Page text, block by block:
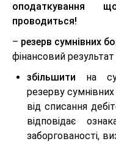
оподаткування
проводиться!
– резерв сумнівних
фінансовий
збільшити на
резерву
від списання
відповідає
заборгованості,